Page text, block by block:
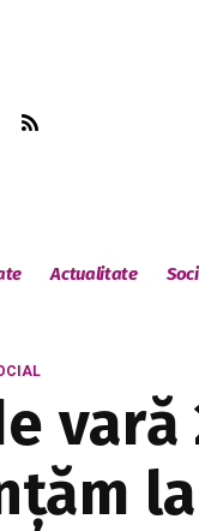
Actualitate